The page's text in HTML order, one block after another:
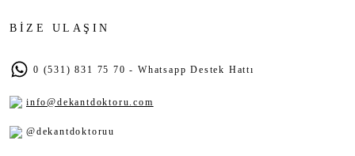
BİZE ULAŞIN
0 (531) 831 75 70 - Whatsapp Destek Hattı
info@dekantdoktoru.com
@dekantdoktoruu